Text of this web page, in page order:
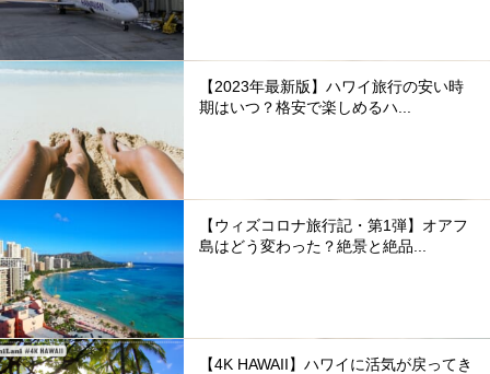
【2023年最新版】ハワイ旅行の安い時
期はいつ？格安で楽しめるハ...
【ウィズコロナ旅行記・第1弾】オアフ
島はどう変わった？絶景と絶品...
【4K HAWAII】ハワイに活気が戻ってき